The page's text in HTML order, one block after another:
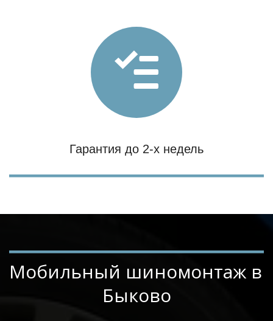
Гарантия до 2-х недель
Мобильный шиномонтаж в
Быково